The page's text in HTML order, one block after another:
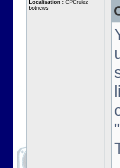
Localisation : CPCrulez
botnews